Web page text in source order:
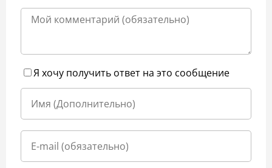
Я хочу получить ответ на это сообщение